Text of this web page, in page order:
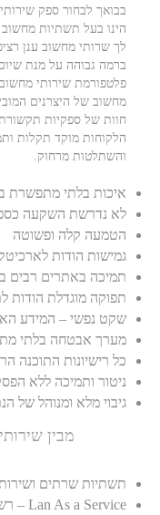
בבואך לבחור ספק
הינו בעל תשתיות מחשוב
לך שרותי מחשוב ענן
ברמה גבוהה על מנת
מחשוב של היצרנים
חוות של ספקיות
הלקוחות מוקד תקלות
והשתלטות מרחוק.
איכות בלתי מתפשרת
לא נדרשת השקעה
הטמעה קלה ופשוטה
גמישות הודות
תמיכה באתרים רבים
תפוקה מוגדלת הודות
שקט נפשי – המידע
מערך אבטחה בלתי
כל רישיונות התוכנה
ניטור ותמיכה ללא
גיבוי מלא ומנוהל של
מבין
תשתיות שרתים
Lan As a Service – רשת כשירות